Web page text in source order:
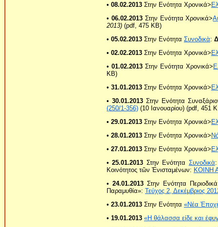
• 08.02.2013 Στην Ενότητα Χρονικά>
• 06.02.2013Στην Ενότητα Χρονικά>
2013) (pdf, 475 KB)
• 05.02.2013 Στην Ενότητα Συνοδικὰ:
• 02.02.2013 Στην Ενότητα Χρονικά>
• 01.02.2013 Στην Ενότητα Χρονικά>
KB)
• 31.01.2013 Στην Ενότητα Χρονικά>
• 30.01.2013Στην Ενότητα
(250/1-356) (10 Ιανουαρίου) (pdf, 451
• 29.01.2013 Στην Ενότητα Χρονικά>
• 28.01.2013 Στην Ενότητα Χρονικά>
• 27.01.2013 Στην Ενότητα Χρονικά>
• 25.01.2013 Στην Ενότητα Συνοδικὰ
Κοινότητος τῶν Ἐνισταμένων: ΚΟΙΝΗ
• 24.01.2013 Στην Ενότητα
Παραμυθία»: Τεύχος 2, Δεκέμβριος
• 23.01.2013 Στην Ενότητα «Νέα
• 19.01.2013 «Η θάλασσα είδε και